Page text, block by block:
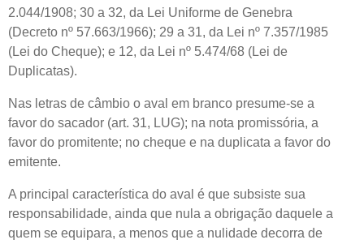
2.044/1908; 30 a 32, da Lei Uniforme de Genebra
(Decreto nº 57.663/1966); 29 a 31, da Lei nº 7.357/1985
(Lei do Cheque); e 12, da Lei nº 5.474/68 (Lei de
Duplicatas).
Nas letras de câmbio o aval em branco presume-se a
favor do sacador (art. 31, LUG); na nota promissória, a
favor do promitente; no cheque e na duplicata a favor do
emitente.
A principal característica do aval é que subsiste sua
responsabilidade, ainda que nula a obrigação daquele a
quem se equipara, a menos que a nulidade decorra de